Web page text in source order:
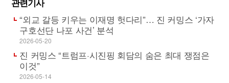
“외교 갈등 키우는 이재명 헛다리”… 진 커밍스 ‘가자
구호선단 나포 사건’ 분석
2026-05-20
진 커밍스 “트럼프·시진핑 회담의 숨은 최대 쟁점은
이것”
2026-05-14